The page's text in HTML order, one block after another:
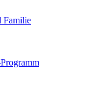
Familie